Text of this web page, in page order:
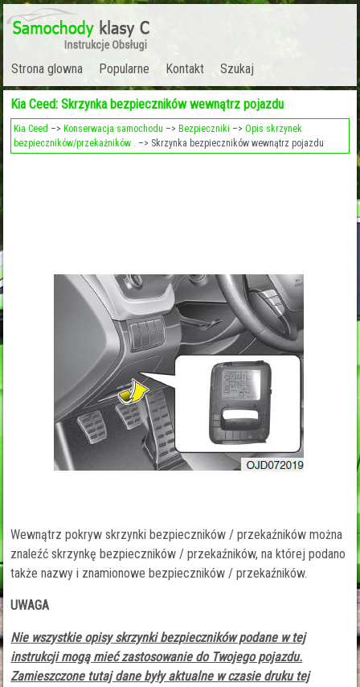
Strona glowna Popularne Kontakt Szukaj
Kia Ceed: Skrzynka bezpieczników wewnątrz pojazdu
Kia Ceed –> Konserwacja samochodu –> Bezpieczniki –>Opis skrzynek
bezpieczników/przekaźników . –> Skrzynka bezpieczników wewnątrz pojazdu
Wewnątrz pokryw skrzynki bezpieczników / przekaźników można
znaleźć skrzynkę bezpieczników / przekaźników, na której podano
także nazwy i znamionowe bezpieczników / przekaźników.
UWAGA
Nie wszystkie opisy skrzynki bezpieczników podane w tej
instrukcji mogą mieć zastosowanie do Twojego pojazdu.
Zamieszczone tutaj dane były aktualne w czasie druku tej